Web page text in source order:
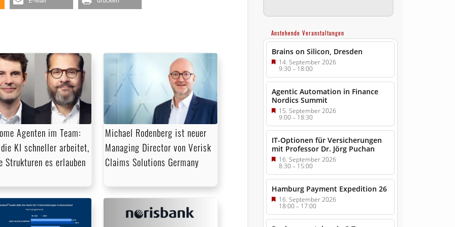
Agenten im Team:
KI schneller arbeitet,
Strukturen es erlauben
Michael Rodenberg ist neuer
Managing Director von Verisk
Claims Solutions Germany
Anstehende Veranstaltungen
Brains on Silicon, Dresden
14. September 2026
9:30–18:00
Agentic Automation in Finance
Nordics Summit
15. September 2026
9:00–18:30
IT-Optionen für Versicherungen
mit Professor Dr. Jörg Puchan
16. September 2026
8:30–15:00
Hamburg Payment Expedition 26
16. September 2026
18:00– 17:00